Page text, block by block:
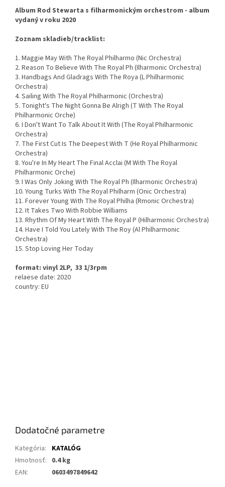
Album Rod Stewarta s filharmonickým orchestrom - album
vydaný v roku 2020
Zoznam skladieb/tracklist:
1. Maggie May With The Royal Philharmo (Nic Orchestra)
2. Reason To Believe With The Royal Ph (Ilharmonic Orchestra)
3. Handbags And Gladrags With The Roya (L Philharmonic
Orchestra)
4. Sailing With The Royal Philharmonic (Orchestra)
5. Tonight's The Night Gonna Be Alrigh (T With The Royal
Philharmonic Orche)
6. I Don't Want To Talk About It With (The Royal Philharmonic
Orchestra)
7. The First Cut Is The Deepest With T (He Royal Philharmonic
Orchestra)
8. You're In My Heart The Final Acclai (M With The Royal
Philharmonic Orche)
9. I Was Only Joking With The Royal Ph (Ilharmonic Orchestra)
10. Young Turks With The Royal Philharm (Onic Orchestra)
11. Forever Young With The Royal Philha (Rmonic Orchestra)
12. It Takes Two With Robbie Williams
13. Rhythm Of My Heart With The Royal P (Hilharmonic Orchestra)
14. Have I Told You Lately With The Roy (Al Philharmonic
Orchestra)
15. Stop Loving Her Today
format: vinyl 2LP, 33 1/3rpm
relaese date: 2020
country: EU
Dodatočné parametre
Kategória:
KATALÓG
Hmotnosť: 0.4 kg
EAN: 0603497849642